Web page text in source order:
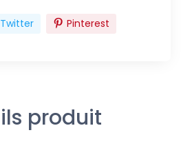
Twitter Pinterest
produit